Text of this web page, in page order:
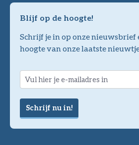
Blijf op de hoogte!
Schrijf je in op onze nieuwsbrief
hoogte van onze laatste
Schrijf nu in!